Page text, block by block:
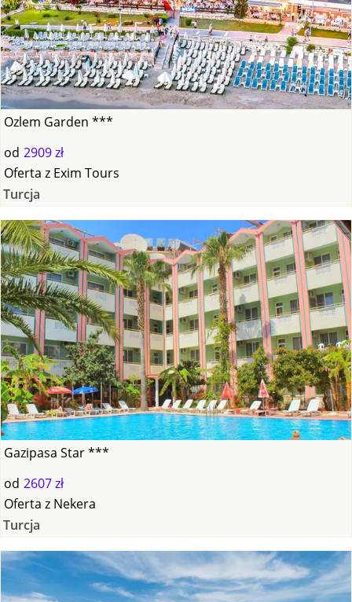
Ozlem Garden ***
od 2909 zł
Oferta z Exim Tours
Turcja
Gazipasa Star ***
od 2607 zł
Oferta z Nekera
Turcja